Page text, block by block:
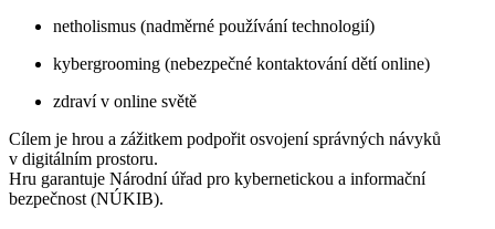
netholismus (nadměrné používání technologií)
kybergrooming (nebezpečné kontaktování dětí online)
zdraví v online světě
Cílem je hrou a zážitkem podpořit osvojení správných návyků
v digitálním prostoru.
Hru garantuje Národní úřad pro kybernetickou a informační
bezpečnost (NÚKIB).